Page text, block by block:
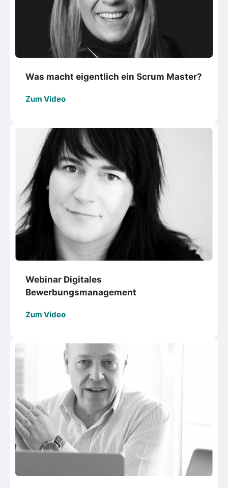
Was macht eigentlich ein Scrum Master?
Zum Video
Webinar Digitales
Bewerbungsmanagement
Zum Video